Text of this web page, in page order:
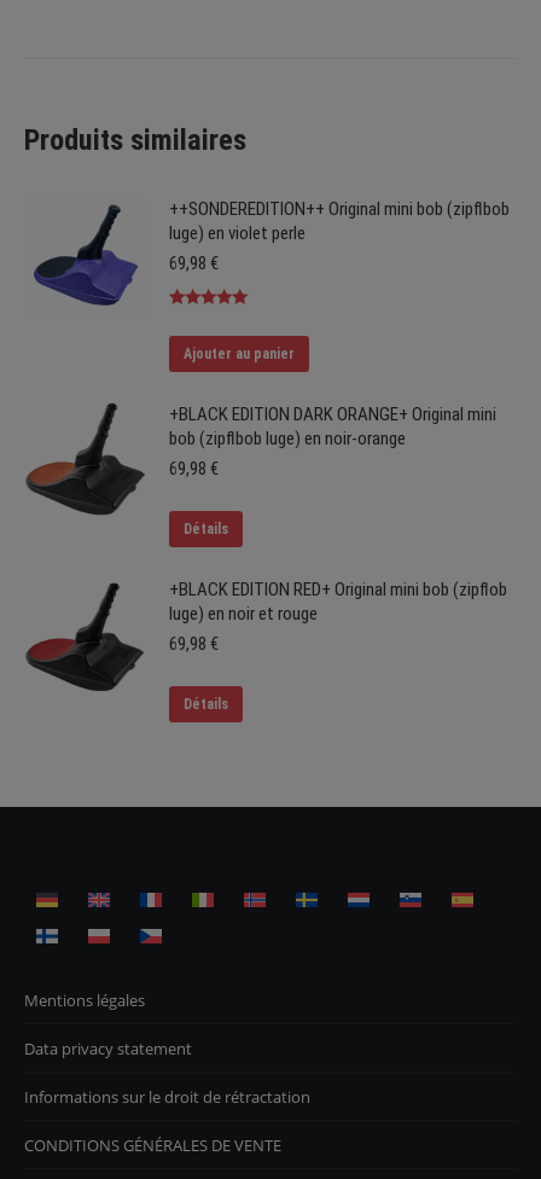
Produits similaires
++SONDEREDITION++ Original mini bob (zipflbob
luge) en violet perle
69,98 €
sur 5
Ajouter au panier
+BLACK EDITION DARK ORANGE+ Original mini
bob (zipflbob luge) en noir-orange
69,98 €
Détails
+BLACK EDITION RED+ Original mini bob (zipflob
luge) en noir et rouge
69,98 €
Détails
Mentions légales
Data privacy statement
Informations sur le droit de rétractation
CONDITIONS GÉNÉRALES DE VENTE